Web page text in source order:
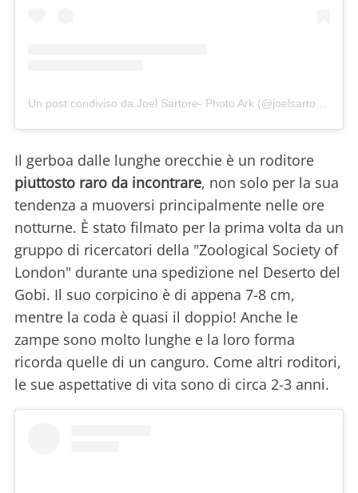
Il gerboa dalle lunghe orecchie è un roditore
piuttosto raro da incontrare, non solo per la sua
tendenza a muoversi principalmente nelle ore
notturne. È stato filmato per la prima volta da un
gruppo di ricercatori della "Zoological Society of
London" durante una spedizione nel Deserto del
Gobi. Il suo corpicino è di appena 7-8 cm,
mentre la coda è quasi il doppio! Anche le
zampe sono molto lunghe e la loro forma
ricorda quelle di un canguro. Come altri roditori,
le sue aspettative di vita sono di circa 2-3 anni.